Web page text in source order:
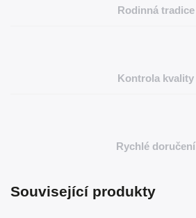
Rodinná tradice
Kontrola kvality
Rychlé doručení
Související produkty